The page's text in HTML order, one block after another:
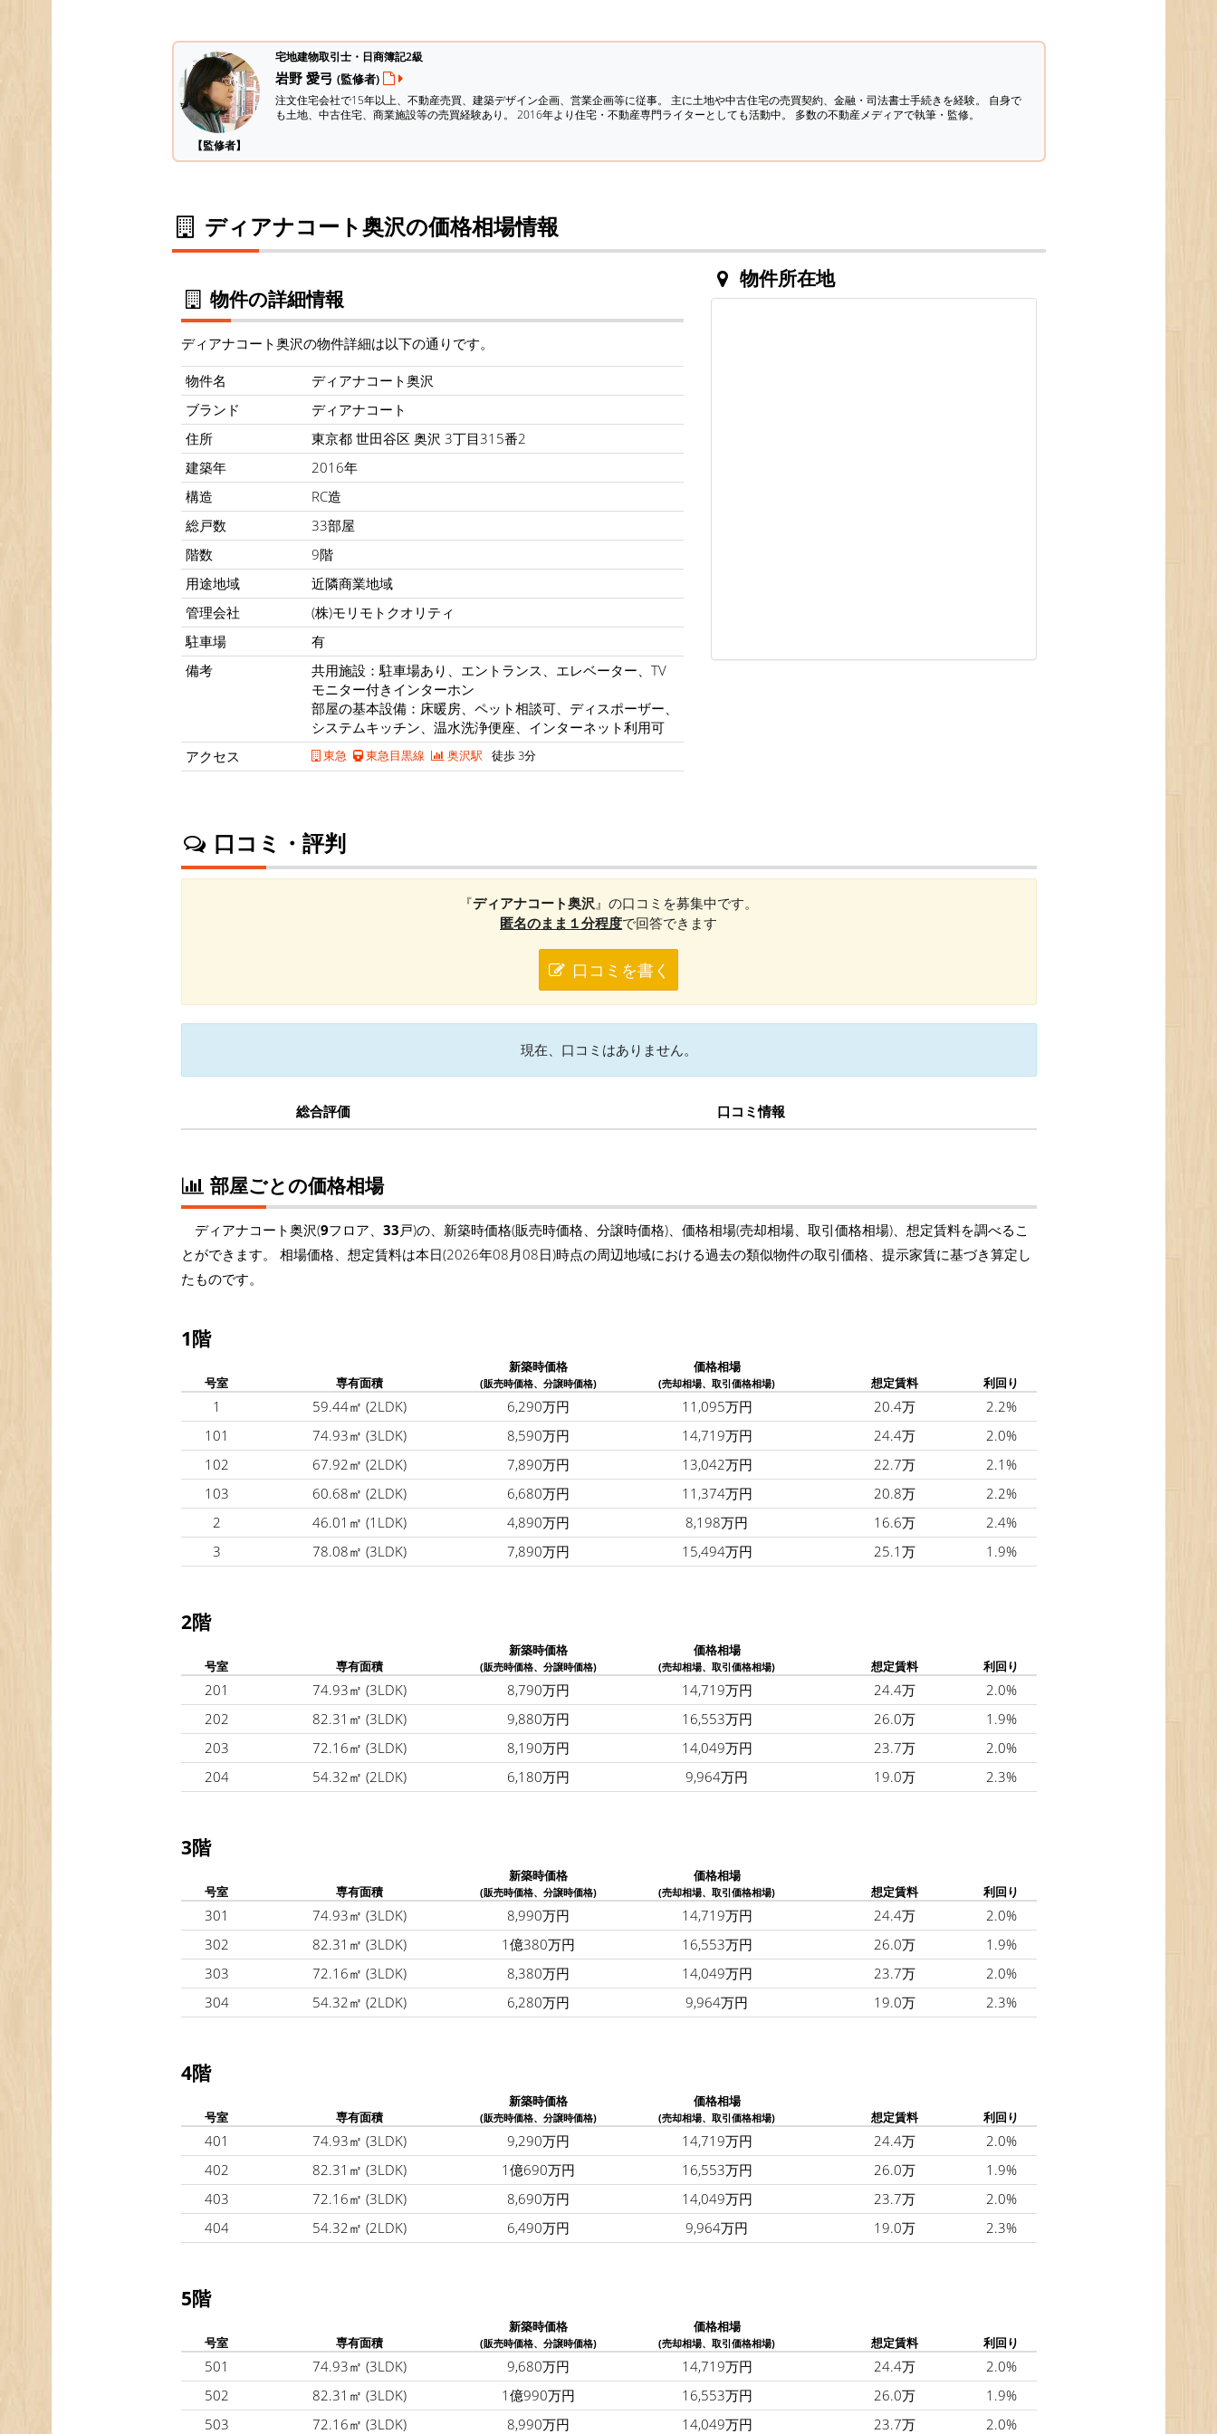
【監修者】
宅地建物取引士・日商簿記2級
岩野 愛弓 (監修者)
注文住宅会社で15年以上、不動産売買、建築デザイン企画、営業企画等に従事。 主に土地や中古住宅の売買契約、金融・司法書士手続きを経験。 自身で
も土地、中古住宅、商業施設等の売買経験あり。 2016年より住宅・不動産専門ライターとしても活動中。 多数の不動産メディアで執筆・監修。
ディアナコート奥沢の価格相場情報
物件の詳細情報
ディアナコート奥沢の物件詳細は以下の通りです。
物件名
ディアナコート奥沢
ブランド
ディアナコート
住所
東京都 世田谷区 奥沢 3丁目315番2
建築年
2016年
構造
RC造
総戸数
33部屋
階数
9階
用途地域
近隣商業地域
管理会社
(株)モリモトクオリティ
駐車場
有
備考
共用施設：駐車場あり、エントランス、エレベーター、TV
モニター付きインターホン
部屋の基本設備：床暖房、ペット相談可、ディスポーザー、
システムキッチン、温水洗浄便座、インターネット利用可
アクセス
東急 東急目黒線 奥沢駅 徒歩 3分
物件所在地
口コミ・評判
『ディアナコート奥沢 』の口コミを募集中です。
匿名のまま１分程度で回答できます
口コミを書く
現在、口コミはありません。
総合評価 口コミ情報
部屋ごとの価格相場
ディアナコート奥沢(9フロア、 33戸)の、新築時価格(販売時価格、分譲時価格)、価格相場(売却相場、取引価格相場)、想定賃料を調べるこ
とができます。 相場価格、想定賃料は本日(2026年08月08日)時点の周辺地域における過去の類似物件の取引価格、提示家賃に基づき算定し
たものです。
1階
号室 専有面積
新築時価格
(販売時価格、分譲時価格)
価格相場
(売却相場、取引価格相場) 想定賃料 利回り
1 59.44㎡ (2LDK) 6,290万円 11,095万円 20.4万
2.2%
101
74.93㎡ (3LDK) 8,590万円 14,719万円 24.4万
2.0%
102
67.92㎡ (2LDK) 7,890万円 13,042万円 22.7万
2.1%
103
60.68㎡ (2LDK) 6,680万円 11,374万円 20.8万
2.2%
2
46.01㎡ (1LDK) 4,890万円 8,198万円 16.6万
2.4%
3
78.08㎡ (3LDK) 7,890万円 15,494万円 25.1万 1.9%
2階
号室 専有面積
新築時価格
(販売時価格、分譲時価格)
価格相場
(売却相場、取引価格相場) 想定賃料 利回り
201 74.93㎡ (3LDK) 8,790万円 14,719万円 24.4万
2.0%
202
82.31㎡ (3LDK) 9,880万円 16,553万円 26.0万
1.9%
203
72.16㎡ (3LDK) 8,190万円 14,049万円 23.7万
2.0%
204
54.32㎡ (2LDK) 6,180万円 9,964万円 19.0万 2.3%
3階
号室 専有面積
新築時価格
(販売時価格、分譲時価格)
価格相場
(売却相場、取引価格相場) 想定賃料 利回り
301 74.93㎡ (3LDK) 8,990万円 14,719万円 24.4万
2.0%
302
82.31㎡ (3LDK) 1億380万円 16,553万円 26.0万
1.9%
303
72.16㎡ (3LDK) 8,380万円 14,049万円 23.7万
2.0%
304
54.32㎡ (2LDK) 6,280万円 9,964万円 19.0万 2.3%
4階
号室 専有面積
新築時価格
(販売時価格、分譲時価格)
価格相場
(売却相場、取引価格相場) 想定賃料 利回り
401 74.93㎡ (3LDK) 9,290万円 14,719万円 24.4万
2.0%
402
82.31㎡ (3LDK) 1億690万円 16,553万円 26.0万
1.9%
403
72.16㎡ (3LDK) 8,690万円 14,049万円 23.7万
2.0%
404
54.32㎡ (2LDK) 6,490万円 9,964万円 19.0万 2.3%
5階
号室 専有面積
新築時価格
(販売時価格、分譲時価格)
価格相場
(売却相場、取引価格相場) 想定賃料 利回り
501 74.93㎡ (3LDK) 9,680万円 14,719万円 24.4万
2.0%
502
82.31㎡ (3LDK) 1億990万円 16,553万円 26.0万
1.9%
503
72.16㎡ (3LDK) 8,990万円 14,049万円 23.7万 2.0%